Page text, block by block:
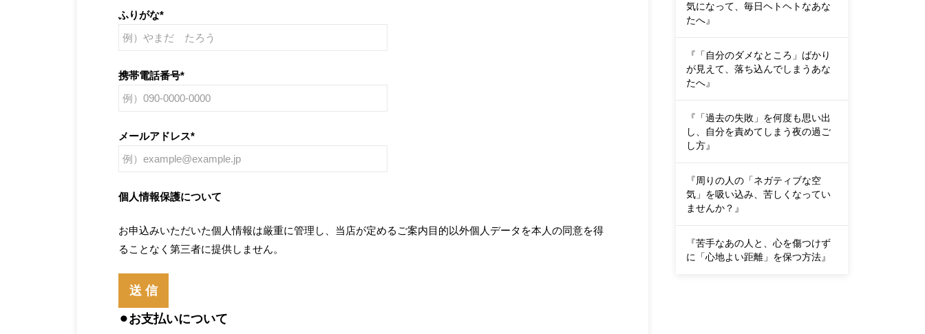
ふりがな*
携帯電話番号*
メールアドレス*
個人情報保護について
お申込みいただいた個人情報は厳重に管理し、当店が定めるご案内目的以外個人データを本人の同意を得
ることなく第三者に提供しません。
⚫︎お支払いについて
気になって、毎日ヘトヘトなあな
たへ』
『「自分のダメなところ」ばかり
が見えて、落ち込んでしまうあな
たへ』
『「過去の失敗」を何度も思い出
し、自分を責めてしまう夜の過ご
し方』
『周りの人の「ネガティブな空
気」を吸い込み、苦しくなってい
ませんか？』
『苦手なあの人と、心を傷つけず
に「心地よい距離」を保つ方法』